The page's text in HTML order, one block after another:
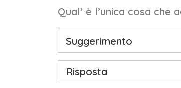
Qual’ è l’unica cosa
Suggerimento
Risposta